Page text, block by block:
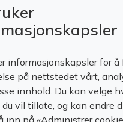
informasjonskapsler for å
på nettstedet vårt,
innhold. Du kan velge
du vil tillate, og kan endre
inn på «Administrer